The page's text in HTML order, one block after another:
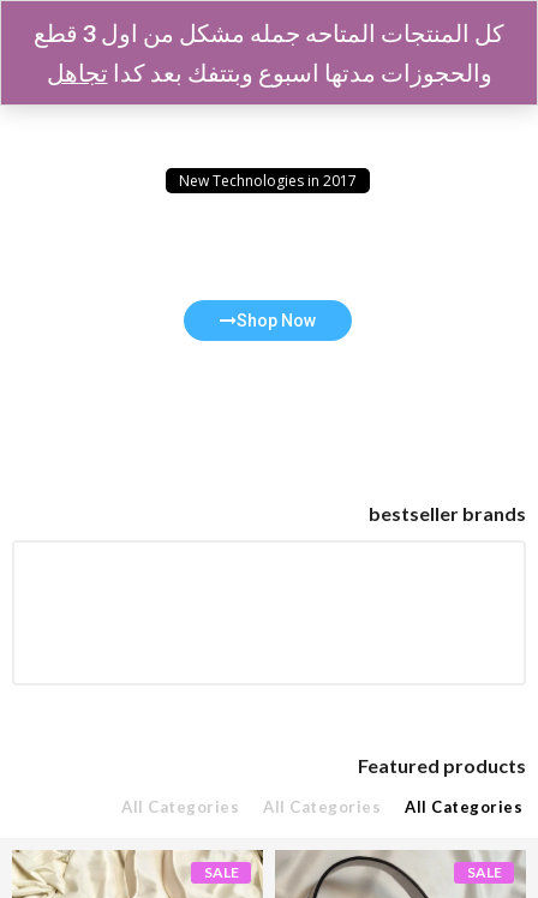
New Technologies in 2017
Shop Now
bestseller brands
Featured products
All Categories
All Categories
All Categories
SALE SALE
كل المنتجات المتاحه جمله مشكل من اول 3 قطع
والحجوزات مدتها اسبوع وبتتفك بعد كدا تجاهل